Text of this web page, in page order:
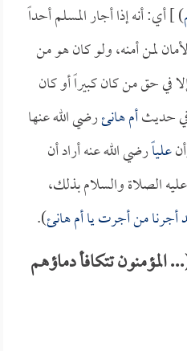
) ] أي: أنه إذا أجار المسلم أحداً
لمن أمنه، ولو كان هو من
في حق من كان كبيراً أو كان
في حديثأم هانئرضي الله عنها
علياًرضي الله عنه أراد أن
الصلاة والسلام بذلك،
أجرنا من أجرت ياأم هانئ).
تتكافأ دماؤهم